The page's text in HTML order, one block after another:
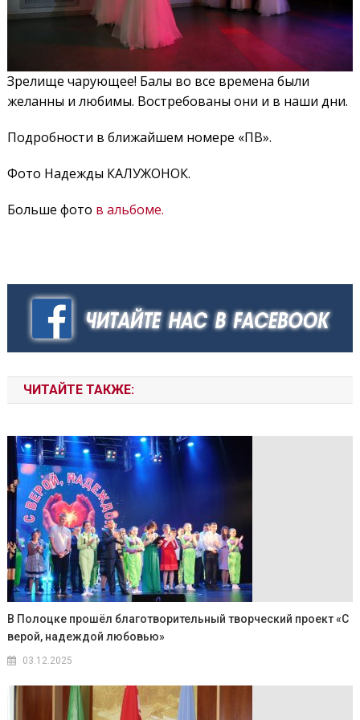
Зрелище чарующее! Балы во все времена были
желанны и любимы. Востребованы они и в наши дни.
Подробности в ближайшем номере «ПВ».
Фото Надежды КАЛУЖОНОК.
Больше фото в альбоме.
ЧИТАЙТЕ ТАКЖЕ:
В Полоцке прошёл благотворительный творческий проект «С
верой, надеждой любовью»
03.12.2025